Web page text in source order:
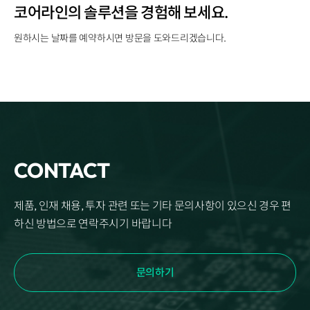
aview Pseudonymization Server
코어라인의 솔루션을 경험해 보세요.
원하시는 날짜를 예약하시면 방문을 도와드리겠습니다.
CONTACT
제품, 인재 채용, 투자 관련 또는 기타 문의사항이 있으신 경우 편
하신 방법으로 연락주시기 바랍니다
문의하기